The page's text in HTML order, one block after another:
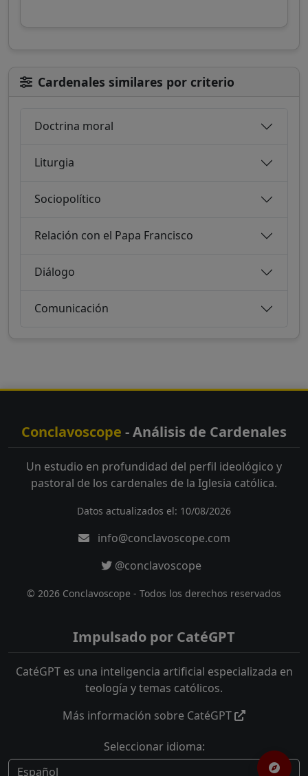
Cardenales similares por criterio
Doctrina moral
Liturgia
Sociopolítico
Relación con el Papa Francisco
Diálogo
Comunicación
Conclavoscope - Análisis de Cardenales
Un estudio en profundidad del perfil ideológico y
pastoral de los cardenales de la Iglesia católica.
Datos actualizados el: 10/08/2026
info@conclavoscope.com
@conclavoscope
© 2026 Conclavoscope - Todos los derechos reservados
Impulsado por CatéGPT
CatéGPT es una inteligencia artificial especializada en
teología y temas católicos.
Más información sobre CatéGPT
Seleccionar idioma: